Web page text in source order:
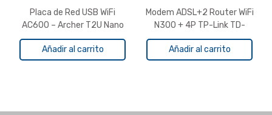
Placa de Red USB WiFi
AC600 – Archer T2U Nano
Tp-Link
Añadir al carrito
Modem ADSL+2 Router WiFi
N300 + 4P TP-Link TD-
W8961N
Añadir al carrito